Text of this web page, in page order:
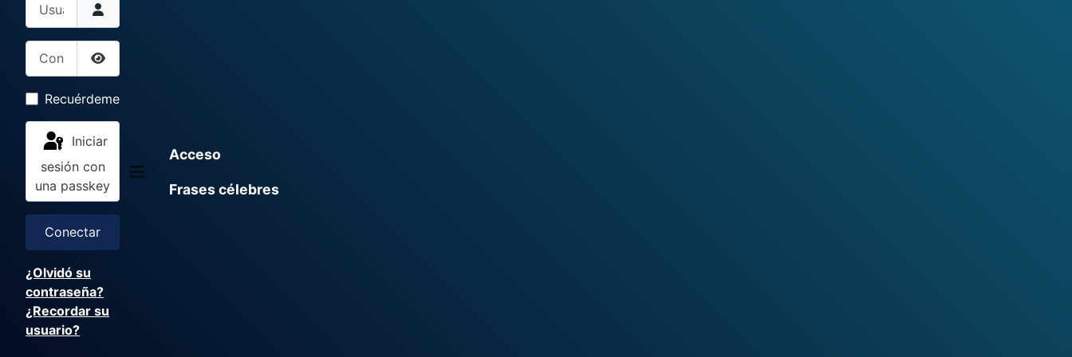
Contraseña
Mostrar contraseña
Recuérdeme
sesión con
una passkey
Conectar
¿Olvidó su
contraseña?
¿Recordar su
usuario?
Acceso
Frases célebres